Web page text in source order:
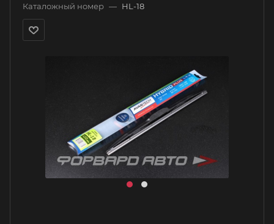
Каталожный номер — HL-18